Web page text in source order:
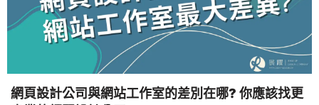
網頁設計公司與網站工作室的差別在哪? 你應該找更